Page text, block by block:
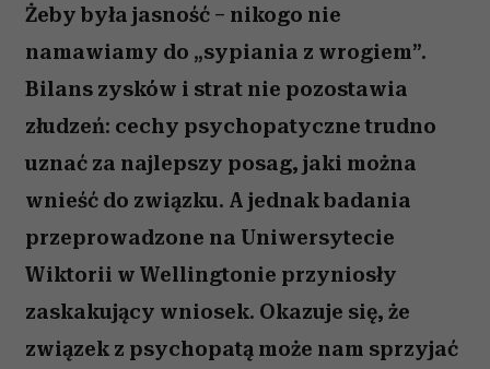
Żeby była jasność – nikogo nie
namawiamy do „sypiania z wrogiem”.
Bilans zysków i strat nie pozostawia
złudzeń: cechy psychopatyczne trudno
uznać za najlepszy posag, jaki można
wnieść do związku. A jednak badania
przeprowadzone na Uniwersytecie
Wiktorii w Wellingtonie przyniosły
zaskakujący wniosek. Okazuje się, że
związek z psychopatą może nam sprzyjać